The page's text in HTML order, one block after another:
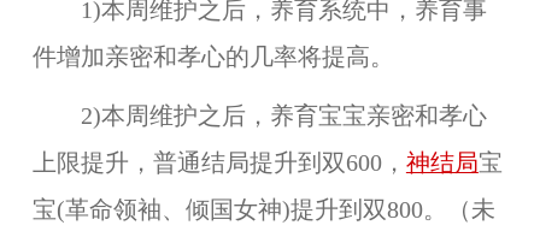
1)本周维护之后，养育系统中， 养育事
件增加亲密和孝心的几率将提高。
2)本周维护之后，养育宝宝亲密和孝心
上限提升，普通结局提升到双600， 神结局宝
宝(革命领袖、倾国女神)提升到双800。（未